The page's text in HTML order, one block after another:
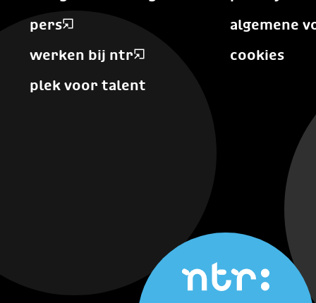
pers
werken bij ntr
plek voor talent
algemene
cookies